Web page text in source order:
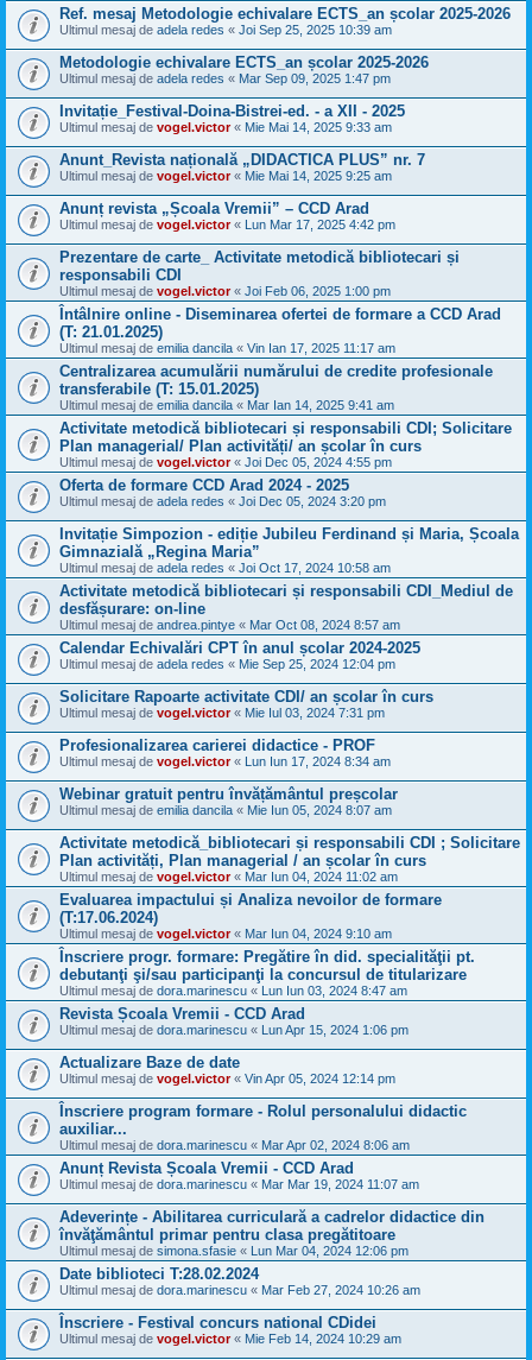
Ref. mesaj Metodologie echivalare ECTS_an școlar 2025-2026
Ultimul mesaj de adela redes « Joi Sep 25, 2025 10:39 am
Metodologie echivalare ECTS_an școlar 2025-2026
Ultimul mesaj de adela redes « Mar Sep 09, 2025 1:47 pm
Invitație_Festival-Doina-Bistrei-ed. - a XII - 2025
Ultimul mesaj de vogel.victor« Mie Mai 14, 2025 9:33 am
Anunt_Revista națională „DIDACTICA PLUS” nr. 7
Ultimul mesaj de vogel.victor« Mie Mai 14, 2025 9:25 am
Anunț revista „Școala Vremii” – CCD Arad
Ultimul mesaj de vogel.victor« Lun Mar 17, 2025 4:42 pm
Prezentare de carte_ Activitate metodică bibliotecari și
responsabili CDI
Ultimul mesaj de vogel.victor« Joi Feb 06, 2025 1:00 pm
Întâlnire online - Diseminarea ofertei de formare a CCD Arad
(T: 21.01.2025)
Ultimul mesaj de emilia dancila « Vin Ian 17, 2025 11:17 am
Centralizarea acumulării numărului de credite profesionale
transferabile (T: 15.01.2025)
Ultimul mesaj de emilia dancila « Mar Ian 14, 2025 9:41 am
Activitate metodică bibliotecari și responsabili CDI; Solicitare
Plan managerial/ Plan activități/ an școlar în curs
Ultimul mesaj de vogel.victor« Joi Dec 05, 2024 4:55 pm
Oferta de formare CCD Arad 2024 - 2025
Ultimul mesaj de adela redes « Joi Dec 05, 2024 3:20 pm
Invitație Simpozion - ediție Jubileu Ferdinand și Maria, Școala
Gimnazială „Regina Maria”
Ultimul mesaj de adela redes « Joi Oct 17, 2024 10:58 am
Activitate metodică bibliotecari și responsabili CDI_Mediul de
desfășurare: on-line
Ultimul mesaj de andrea.pintye « Mar Oct 08, 2024 8:57 am
Calendar Echivalări CPT în anul școlar 2024-2025
Ultimul mesaj de adela redes « Mie Sep 25, 2024 12:04 pm
Solicitare Rapoarte activitate CDI/ an școlar în curs
Ultimul mesaj de vogel.victor« Mie Iul 03, 2024 7:31 pm
Profesionalizarea carierei didactice - PROF
Ultimul mesaj de vogel.victor« Lun Iun 17, 2024 8:34 am
Webinar gratuit pentru învățământul preșcolar
Ultimul mesaj de emilia dancila « Mie Iun 05, 2024 8:07 am
Activitate metodică_bibliotecari și responsabili CDI ; Solicitare
Plan activități, Plan managerial / an școlar în curs
Ultimul mesaj de vogel.victor« Mar Iun 04, 2024 11:02 am
Evaluarea impactului și Analiza nevoilor de formare
(T:17.06.2024)
Ultimul mesaj de vogel.victor« Mar Iun 04, 2024 9:10 am
Înscriere progr. formare: Pregătire în did. specialităţii pt.
debutanţi şi/sau participanţi la concursul de titularizare
Ultimul mesaj de dora.marinescu « Lun Iun 03, 2024 8:47 am
Revista Școala Vremii - CCD Arad
Ultimul mesaj de dora.marinescu « Lun Apr 15, 2024 1:06 pm
Actualizare Baze de date
Ultimul mesaj de vogel.victor« Vin Apr 05, 2024 12:14 pm
Înscriere program formare - Rolul personalului didactic
auxiliar...
Ultimul mesaj de dora.marinescu « Mar Apr 02, 2024 8:06 am
Anunț Revista Școala Vremii - CCD Arad
Ultimul mesaj de dora.marinescu « Mar Mar 19, 2024 11:07 am
Adeverințe - Abilitarea curriculară a cadrelor didactice din
învăţământul primar pentru clasa pregătitoare
Ultimul mesaj de simona.sfasie « Lun Mar 04, 2024 12:06 pm
Date biblioteci T:28.02.2024
Ultimul mesaj de dora.marinescu « Mar Feb 27, 2024 10:26 am
Înscriere - Festival concurs national CDidei
Ultimul mesaj de vogel.victor« Mie Feb 14, 2024 10:29 am